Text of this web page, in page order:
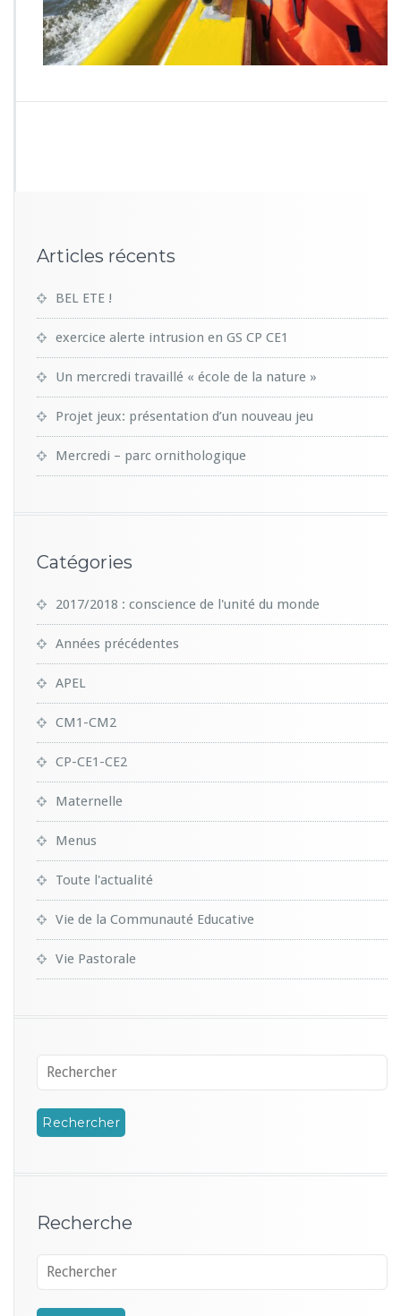
1
1
1
Articles récents
BEL ETE !
exercice alerte intrusion en GS CP CE1
Un mercredi travaillé « école de la nature »
Projet jeux: présentation d’un nouveau jeu
Mercredi – parc ornithologique
Catégories
2017/2018 : conscience de l'unité du monde
Années précédentes
APEL
CM1-CM2
CP-CE1-CE2
Maternelle
Menus
Toute l'actualité
Vie de la Communauté Educative
Vie Pastorale
Recherche